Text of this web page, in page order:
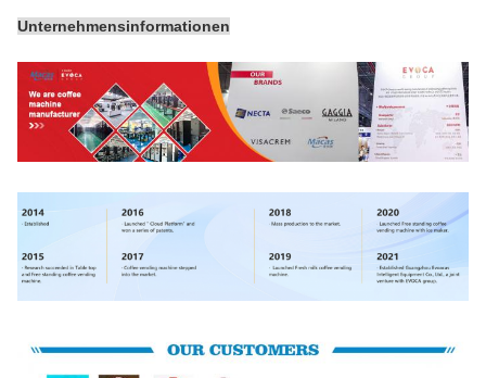
Unternehmensinformationen